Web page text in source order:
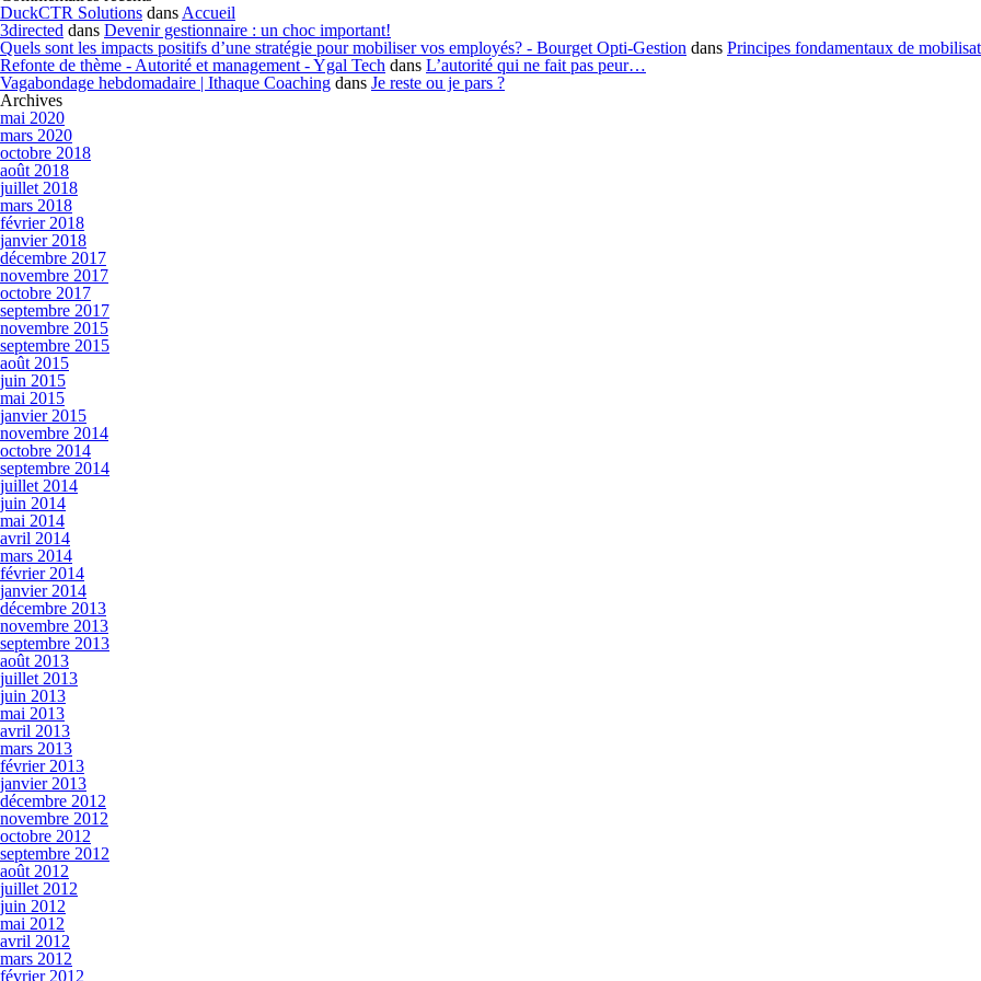
DuckCTR Solutions dans Accueil
3directed dans Devenir gestionnaire : un choc important!
Quels sont les impacts positifs d’une stratégie pour mobiliser vos employés? - Bourget Opti-Gestion dans Principes fondamentaux de
Refonte de thème - Autorité et management - Ygal Tech dans L’autorité qui ne fait pas peur…
Vagabondage hebdomadaire | Ithaque Coaching dans Je reste ou je pars ?
Archives
mai 2020
mars 2020
octobre 2018
août 2018
juillet 2018
mars 2018
février 2018
janvier 2018
décembre 2017
novembre 2017
octobre 2017
septembre 2017
novembre 2015
septembre 2015
août 2015
juin 2015
mai 2015
janvier 2015
novembre 2014
octobre 2014
septembre 2014
juillet 2014
juin 2014
mai 2014
avril 2014
mars 2014
février 2014
janvier 2014
décembre 2013
novembre 2013
septembre 2013
août 2013
juillet 2013
juin 2013
mai 2013
avril 2013
mars 2013
février 2013
janvier 2013
décembre 2012
novembre 2012
octobre 2012
septembre 2012
août 2012
juillet 2012
juin 2012
mai 2012
avril 2012
mars 2012
février 2012